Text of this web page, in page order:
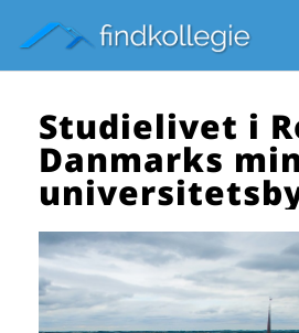
Studielivet i
Danmarks